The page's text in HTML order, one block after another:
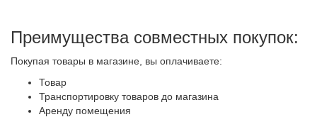
Преимущества совместных покупок:
Покупая товары в магазине, вы оплачиваете:
Товар
Транспортировку товаров до магазина
Аренду помещения